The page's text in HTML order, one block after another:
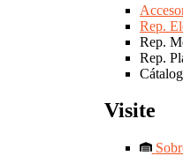
Rep.
Rep.
Rep.
Visite